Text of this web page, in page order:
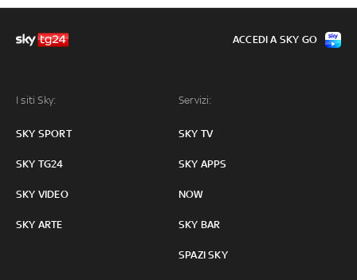
I siti Sky:
SKY SPORT
SKY TG24
SKY VIDEO
SKY ARTE
Servizi:
SKY TV
SKY APPS
NOW
SKY BAR
SPAZI SKY
ACCEDI A SKY GO